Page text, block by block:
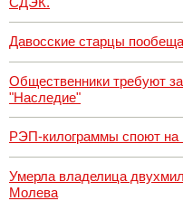
Давосские старцы
Общественники требуют
"Наследие"
РЭП-килограммы споют на
Умерла владелица
Молева